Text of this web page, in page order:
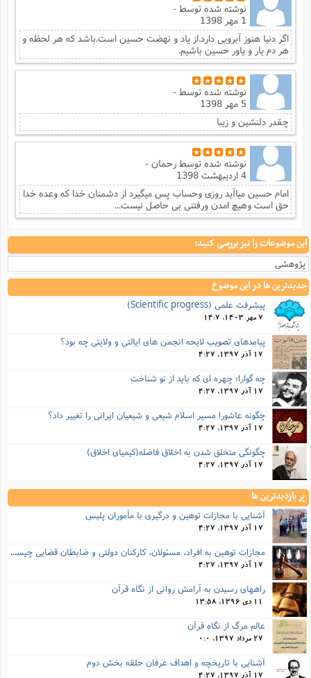
نوشته شده توسط-
1 مهر 1398
اگر دنیا هنوز آبرویی دارد.از یاد و نهضت حسین است.باشد که هر لحظه و
هر دم یار و یاور حسین باشیم.
نوشته شده توسط-
5 مهر 1398
چقدر دلنشین و زیبا
نوشته شده توسطرحمان -
4 اردیبهشت 1398
امام حسین میاآید روزی وحساب پس میگیرد از دشمنان خدا که وعده خدا
حق است وهیچ امدن ورفتنی بی حاصل نیست...
این موضوعات را نیز بررسی کنید:
پژوهشی
جدیدترین ها در این موضوع
پیشرفت علمی (Scientific progress)
7 مهر 1403, 14:7
پیامدهای تصویب لایحه انجمن های ایالتی و ولایتی چه بود؟
17 آذر 1397, 4:27
چه گوارا؛ چهره ای که باید از نو شناخت
17 آذر 1397, 4:27
چگونه عاشورا مسیر اسلامِ شیعی و شیعیانِ ایرانی را تغییر داد؟
17 آذر 1397, 4:27
چگونگی متخلق شدن به اخلاق فاضله(کیمیای اخلاق)
17 آذر 1397, 4:27
پر بازدیدترین ها
آشنایی با مجازات توهین و درگیری با مأموران پلیس
17 آذر 1397, 4:27
مجازات‌ توهین به افراد، مسئولان، کارکنان دولتی و ضابطان قضایی چیست؟
17 آذر 1397, 4:27
راههای رسیدن به آرامش روانی از نگاه قرآن
11 دی 1396, 13:58
عالم مرگ از نگاه قرآن
27 مرداد 1397, 0:0
آشنایی با تاریخچه و اهداف عرفان حلقه بخش دوم
17 آذر 1397, 4:27